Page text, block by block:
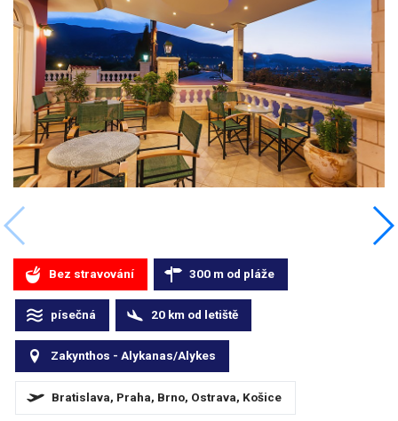
Bez stravování 300 m od pláže
písečná 20 km od letiště
Zakynthos - Alykanas/Alykes
Bratislava, Praha, Brno, Ostrava, Košice